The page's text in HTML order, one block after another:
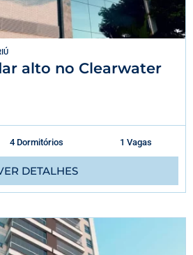
alto no Clearwater
4 Dormitórios 1 Vagas
DETALHES